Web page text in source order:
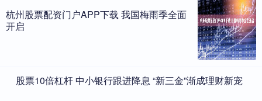
杭州股票配资门户APP下载 我国梅雨季全面
开启
​股票10倍杠杆 中小银行跟进降息 “新三金”渐成理财新宠